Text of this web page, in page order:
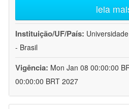
leia
Instituição/UF/País:
- Brasil
Vigência: Mon Jan 08 00:00:00
00:00:00 BRT 2027